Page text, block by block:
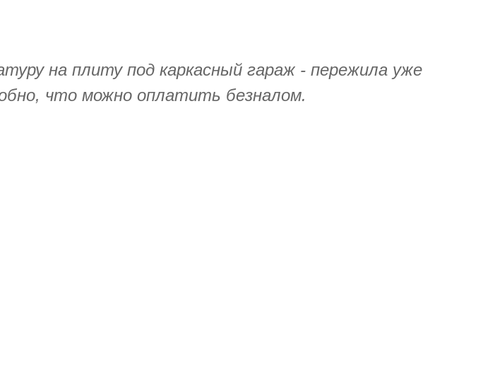
на плиту под каркасный гараж - пережила уже
что можно оплатить безналом.